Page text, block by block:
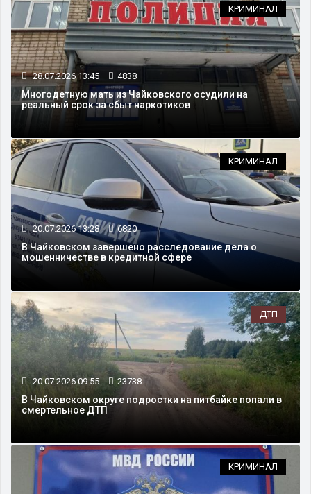
КРИМИНАЛ
28.07.2026 13:45 4838
Многодетную мать из Чайковского осудили на
реальный срок за сбыт наркотиков
КРИМИНАЛ
20.07.2026 13:28 6820
В Чайковском завершено расследование дела о
мошенничестве в кредитной сфере
ДТП
20.07.2026 09:55 23738
В Чайковском округе подростки на питбайке попали в
смертельное ДТП
КРИМИНАЛ